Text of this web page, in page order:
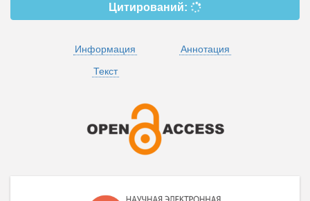
Цитирований:
Информация
Аннотация
Текст